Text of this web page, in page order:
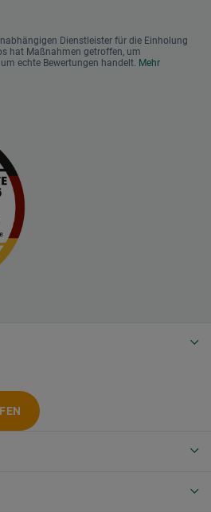
Dienstleister für die Einholung
hat Maßnahmen getroffen, um
echte Bewertungen handelt. Mehr